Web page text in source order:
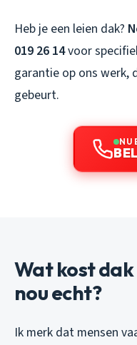
Heb je een leien dak?
019 26 14voor
garantie op ons werk,
gebeurt.
NU
Wat kost
nou echt?
Ik merk dat mensen